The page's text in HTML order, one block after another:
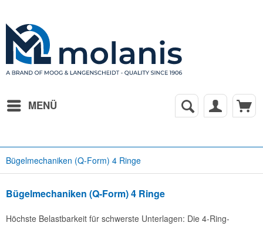
MENÜ
Bügelmechaniken (Q-Form) 4 Ringe
Bügelmechaniken (Q-Form) 4 Ringe
Höchste Belastbarkeit für schwerste Unterlagen: Die 4-Ring-